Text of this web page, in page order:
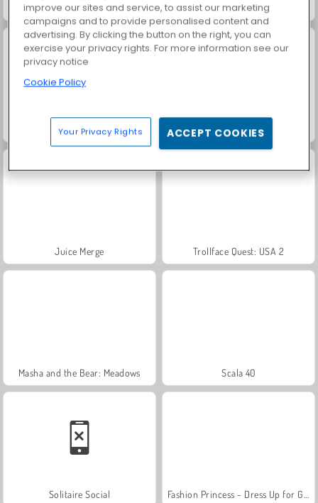
Gold Mine Strike Temple Jewels
Baśnie z 1001 Nocy Grand Mahjong Connect
Juice Merge Trollface Quest: USA 2
Masha and the Bear: Meadows Scala 40
Solitaire Social
improve our sites and service, to assist our marketing
campaigns and to provide personalised content and
advertising. By clicking the button on the right, you can
exercise your privacy rights. For more information see our
privacy notice
Cookie Policy
Your Privacy Rights ACCEPT COOKIES